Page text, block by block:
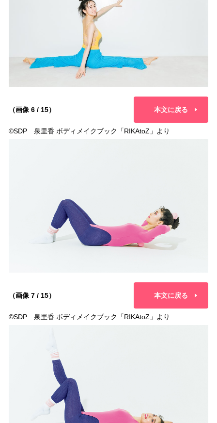
（画像 6 / 15） 本文に戻る
©︎SDP 泉里香 ボディメイクブック「RIKAtoZ」より
（画像 7 / 15） 本文に戻る
©︎SDP 泉里香 ボディメイクブック「RIKAtoZ」より